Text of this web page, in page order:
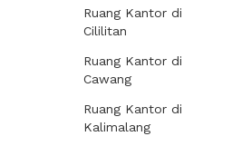
Ruang Kantor di
Cililitan
Ruang Kantor di
Cawang
Ruang Kantor di
Kalimalang